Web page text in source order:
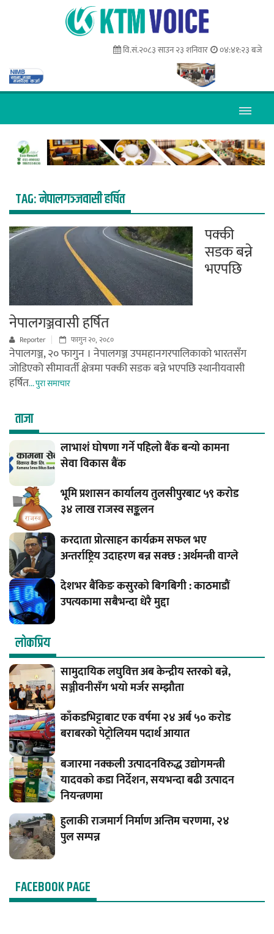
वि.सं.२०८३ साउन २३ शनिवार ०४:४१:२३ बजे
TAG:नेपालगञ्जवासी हर्षित
पक्की
सडक बन्ने
भएपछि
नेपालगञ्जवासी हर्षित
Reporter फागुन २०, २०८०
नेपालगञ्ज, २० फागुन । नेपालगञ्ज उपमहानगरपालिकाको भारतसँग
जोडिएको सीमावर्ती क्षेत्रमा पक्की सडक बन्ने भएपछि स्थानीयवासी
हर्षित... पुरा समाचार
ताजा
लाभाशं घोषणा गर्ने पहिलो बैंक बन्यो कामना
सेवा विकास बैंक
भूमि प्रशासन कार्यालय तुलसीपुरबाट ५९ करोड
३४ लाख राजस्व सङ्कलन
करदाता प्रोत्साहन कार्यक्रम सफल भए
अन्तर्राष्ट्रिय उदाहरण बन्न सक्छ : अर्थमन्त्री वाग्ले
देशभर बैंकिङ कसुरको बिगबिगी : काठमाडौं
उपत्यकामा सबैभन्दा धेरै मुद्दा
लाेकप्रिय
सामुदायिक लघुवित्त अब केन्द्रीय स्तरको बन्ने,
सञ्जीवनीसँग भयो मर्जर सम्झौता
काँकडभिट्टाबाट एक वर्षमा २४ अर्ब ५० करोड
बराबरको पेट्रोलियम पदार्थ आयात
बजारमा नक्कली उत्पादनविरुद्ध उद्योगमन्त्री
यादवको कडा निर्देशन, सयभन्दा बढी उत्पादन
नियन्त्रणमा
हुलाकी राजमार्ग निर्माण अन्तिम चरणमा, २४
पुल सम्पन्न
FACEBOOK PAGE